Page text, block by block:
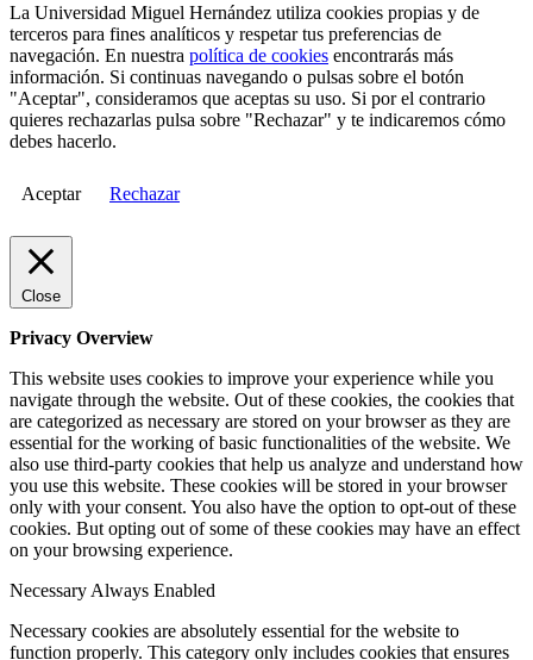
La Universidad Miguel Hernández utiliza cookies propias y de
terceros para fines analíticos y respetar tus preferencias de
navegación. En nuestra política de cookies encontrarás más
información. Si continuas navegando o pulsas sobre el botón
"Aceptar", consideramos que aceptas su uso. Si por el contrario
quieres rechazarlas pulsa sobre "Rechazar" y te indicaremos cómo
debes hacerlo.
Aceptar Rechazar
Close
Privacy Overview
This website uses cookies to improve your experience while you
navigate through the website. Out of these cookies, the cookies that
are categorized as necessary are stored on your browser as they are
essential for the working of basic functionalities of the website. We
also use third-party cookies that help us analyze and understand how
you use this website. These cookies will be stored in your browser
only with your consent. You also have the option to opt-out of these
cookies. But opting out of some of these cookies may have an effect
on your browsing experience.
Necessary Always Enabled
Necessary cookies are absolutely essential for the website to
function properly. This category only includes cookies that ensures